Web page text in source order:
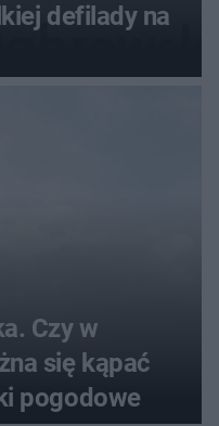
defilady na
Czy w
się kąpać
pogodowe